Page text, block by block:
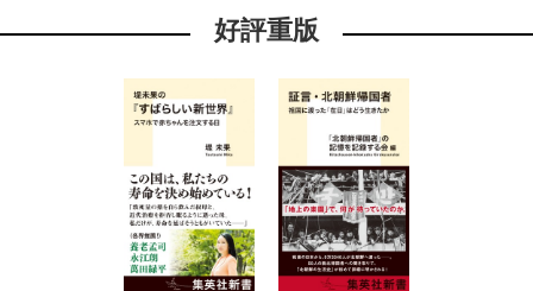
好評重版